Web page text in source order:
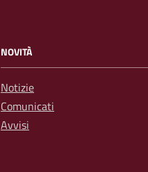
NOVITÀ
Notizie
Comunicati
Avvisi